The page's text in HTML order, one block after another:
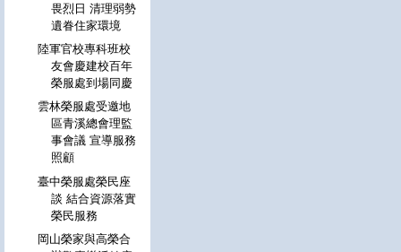
畏烈日 清理弱勢
遺眷住家環境
陸軍官校專科班校
友會慶建校百年
榮服處到場同慶
雲林榮服處受邀地
區青溪總會理監
事會議 宣導服務
照顧
臺中榮服處榮民座
談 結合資源落實
榮民服務
岡山榮家與高榮合